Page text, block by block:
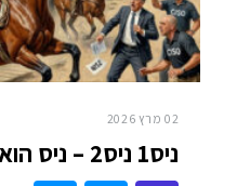
02 מרץ 2026
ניס1 ניס2 – ניס הוא?